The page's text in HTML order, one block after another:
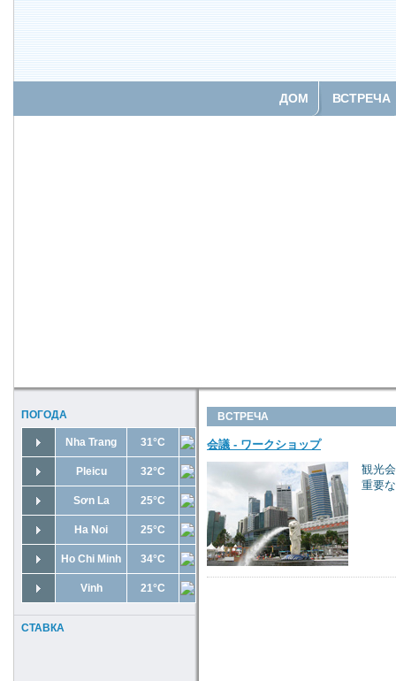
ДОМ ВСТРЕЧА
ПОГОДА
Nha Trang 31°C
Pleicu 32°C
Sơn La 25°C
Ha Noi 25°C
Ho Chi Minh 34°C
Vinh 21°C
СТАВКА
ВСТРЕЧА
会議 - ワークショップ
観光
重要